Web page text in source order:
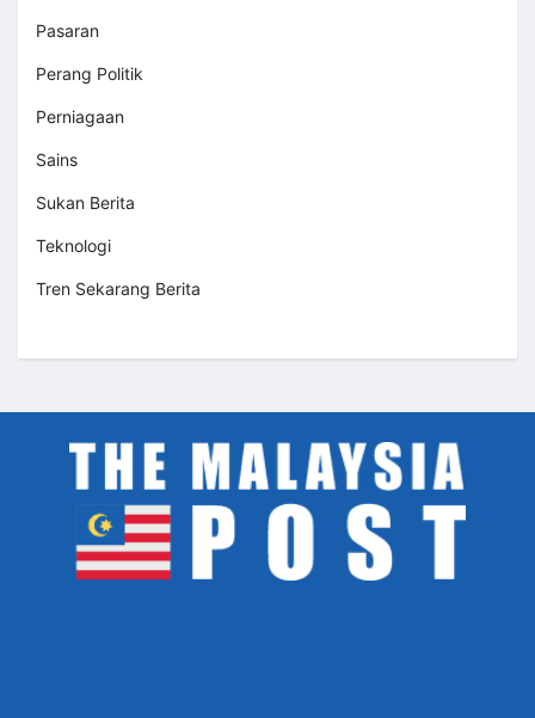
Pasaran
Perang Politik
Perniagaan
Sains
Sukan Berita
Teknologi
Tren Sekarang Berita